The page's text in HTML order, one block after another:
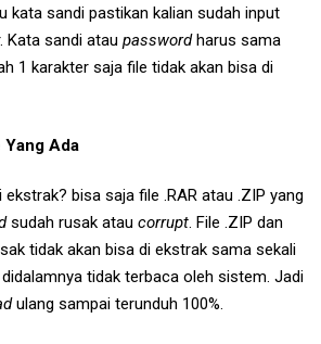
kata sandi pastikan kalian sudah input
Kata sandi atau passwordharus sama
1 karakter saja file tidak akan bisa di
Yang Ada
bisa saja file .RAR atau .ZIP yang
sudah rusak atau corrupt. File .ZIP dan
tidak akan bisa di ekstrak sama sekali
tidak terbaca oleh sistem. Jadi
ulang sampai terunduh 100%.